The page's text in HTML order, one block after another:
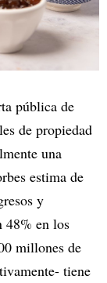
pública de
de propiedad
una
estima de
y
48% en los
millones de
tiene